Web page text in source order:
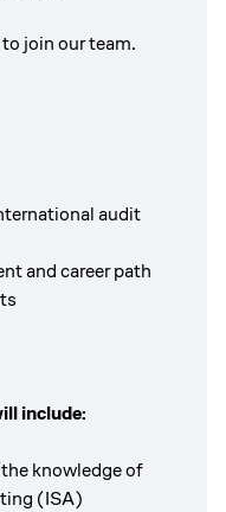
to join our team.
audit
and career path
include:
knowledge of
(ISA)